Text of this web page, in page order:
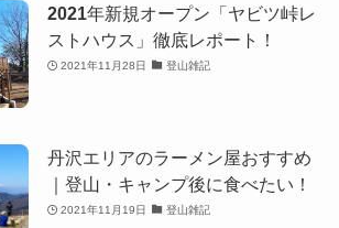
2021年新規オープン「ヤビツ峠レ
ストハウス」徹底レポート！
2021年11月28日 登山雑記
丹沢エリアのラーメン屋おすすめ
｜登山・キャンプ後に食べたい！
2021年11月19日 登山雑記